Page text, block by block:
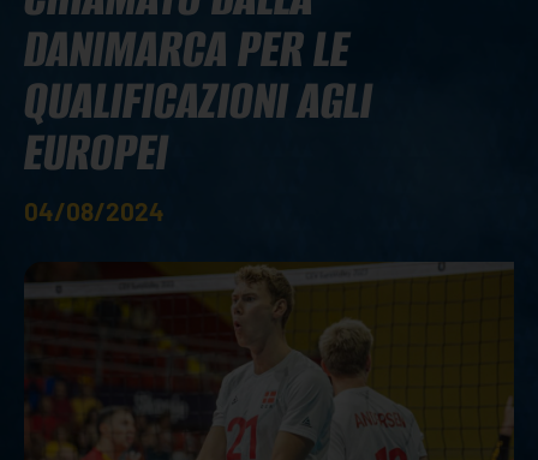
DANIMARCA PER LE
QUALIFICAZIONI AGLI
EUROPEI
04/08/2024